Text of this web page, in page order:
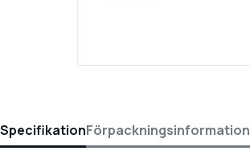
SpecifikationFörpackningsinformation